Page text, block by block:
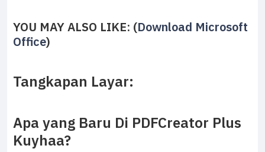
YOU MAY ALSO LIKE: (Download Microsoft
Office)
Tangkapan Layar:
Apa yang Baru Di PDFCreator Plus
Kuyhaa?